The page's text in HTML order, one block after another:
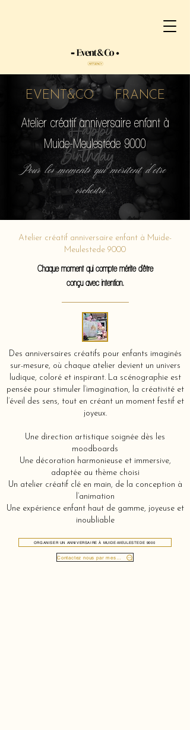
EVENT&CO FRANCE
Atelier créatif anniversaire enfant à
Muide-Meulestede 9000
Pour les moments qui méritent d'etre
orchestré...
Atelier créatif anniversaire enfant à Muide-
Meulestede 9000
Chaque moment qui compte mérite d'être
conçu avec intention.
Des anniversaires créatifs pour enfants imaginés
sur-mesure, où chaque atelier devient un univers
ludique, coloré et inspirant. La scénographie est
pensée pour stimuler l’imagination, la créativité et
l’éveil des sens, tout en créant un moment festif et
joyeux.
Une direction artistique soignée dès les
moodboards
Une décoration harmonieuse et immersive,
adaptée au thème choisi
Un atelier créatif clé en main, de la conception à
l’animation
Une expérience enfant haut de gamme, joyeuse et
inoubliable
ORGANISER UN ANNIVERSAIRE À MUIDE-MEULESTEDE 9000